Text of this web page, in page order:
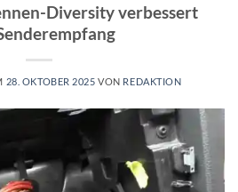
Diversity verbessert
28. OKTOBER 2025 VON REDAKTION